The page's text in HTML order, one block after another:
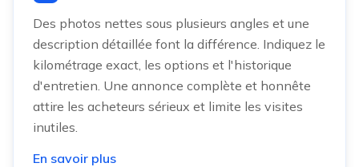
Des photos nettes sous plusieurs angles et une
description détaillée font la différence. Indiquez le
kilométrage exact, les options et l'historique
d'entretien. Une annonce complète et honnête
attire les acheteurs sérieux et limite les visites
inutiles.
En savoir plus